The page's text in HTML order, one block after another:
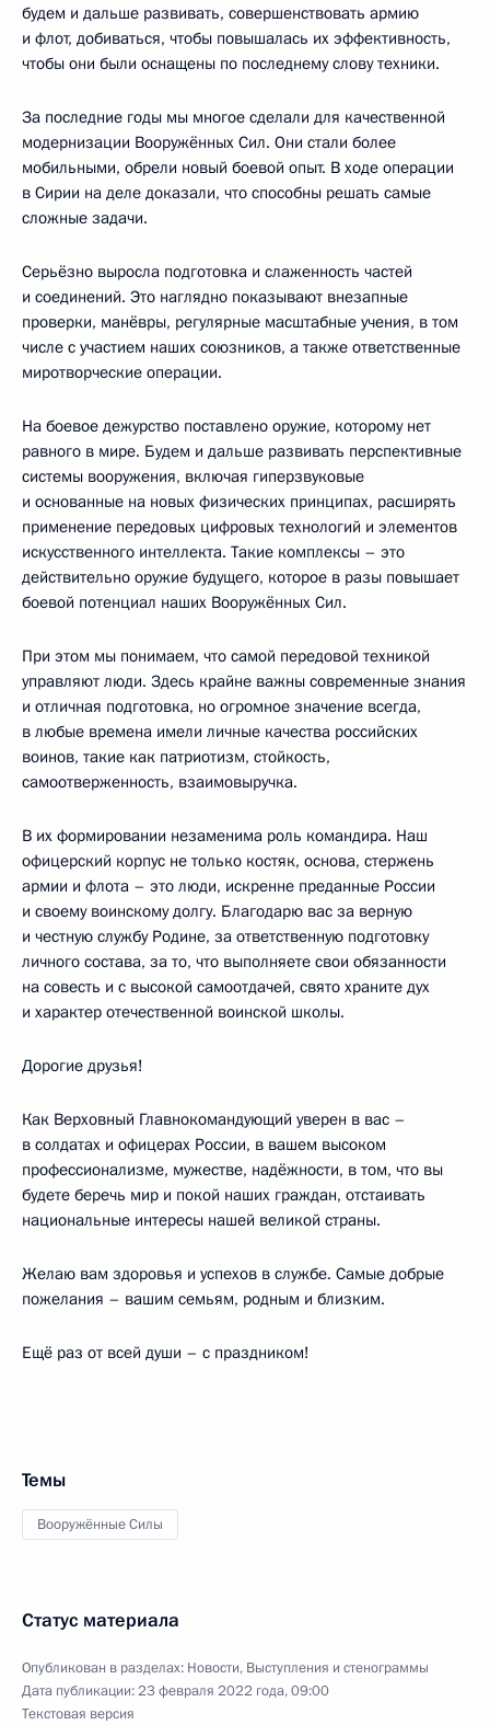
будем и дальше развивать, совершенствовать армию
и флот, добиваться, чтобы повышалась их эффективность,
чтобы они были оснащены по последнему слову техники.
За последние годы мы многое сделали для качественной
модернизации Вооружённых Сил. Они стали более
мобильными, обрели новый боевой опыт. В ходе операции
в Сирии на деле доказали, что способны решать самые
сложные задачи.
Серьёзно выросла подготовка и слаженность частей
и соединений. Это наглядно показывают внезапные
проверки, манёвры, регулярные масштабные учения, в том
числе с участием наших союзников, а также ответственные
миротворческие операции.
На боевое дежурство поставлено оружие, которому нет
равного в мире. Будем и дальше развивать перспективные
системы вооружения, включая гиперзвуковые
и основанные на новых физических принципах, расширять
применение передовых цифровых технологий и элементов
искусственного интеллекта. Такие комплексы – это
действительно оружие будущего, которое в разы повышает
боевой потенциал наших Вооружённых Сил.
При этом мы понимаем, что самой передовой техникой
управляют люди. Здесь крайне важны современные знания
и отличная подготовка, но огромное значение всегда,
в любые времена имели личные качества российских
воинов, такие как патриотизм, стойкость,
самоотверженность, взаимовыручка.
В их формировании незаменима роль командира. Наш
офицерский корпус не только костяк, основа, стержень
армии и флота – это люди, искренне преданные России
и своему воинскому долгу. Благодарю вас за верную
и честную службу Родине, за ответственную подготовку
личного состава, за то, что выполняете свои обязанности
на совесть и с высокой самоотдачей, свято храните дух
и характер отечественной воинской школы.
Дорогие друзья!
Как Верховный Главнокомандующий уверен в вас –
в солдатах и офицерах России, в вашем высоком
профессионализме, мужестве, надёжности, в том, что вы
будете беречь мир и покой наших граждан, отстаивать
национальные интересы нашей великой страны.
Желаю вам здоровья и успехов в службе. Самые добрые
пожелания – вашим семьям, родным и близким.
Ещё раз от всей души – с праздником!
Темы
Вооружённые Силы
Статус материала
Опубликован в разделах: Новости, Выступления и стенограммы
Дата публикации:23 февраля 2022 года, 09:00
Текстовая версия